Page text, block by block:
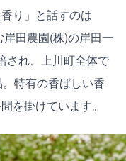
り」と話すのは
田農園(株)の岸田一
され、上川町全体で
特有の香ばしい香
を掛けています。